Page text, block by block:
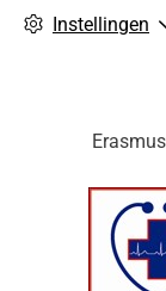
Instellingen